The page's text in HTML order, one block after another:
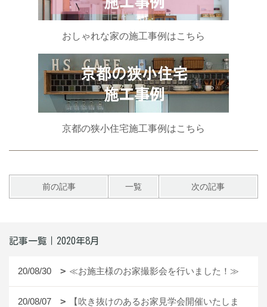
おしゃれな家の施工事例はこちら
京都の狭小住宅施工事例はこちら
前の記事 一覧 次の記事
記事一覧｜2020年8月
20/08/30 ≪お施主様のお家撮影会を行いました！≫
20/08/07
【吹き抜けのあるお家見学会開催いたしま